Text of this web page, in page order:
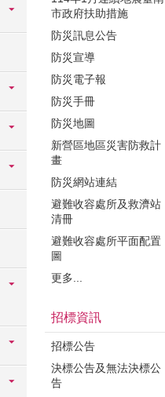
市政府扶助措施
防災訊息公告
防災宣導
防災電子報
防災手冊
防災地圖
新營區地區災害防救計
畫
防災網站連結
避難收容處所及救濟站
清冊
避難收容處所平面配置
圖
更多...
招標資訊
招標公告
決標公告及無法決標公
告